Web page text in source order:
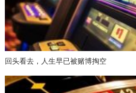
回头看去，人生早已被赌博掏空